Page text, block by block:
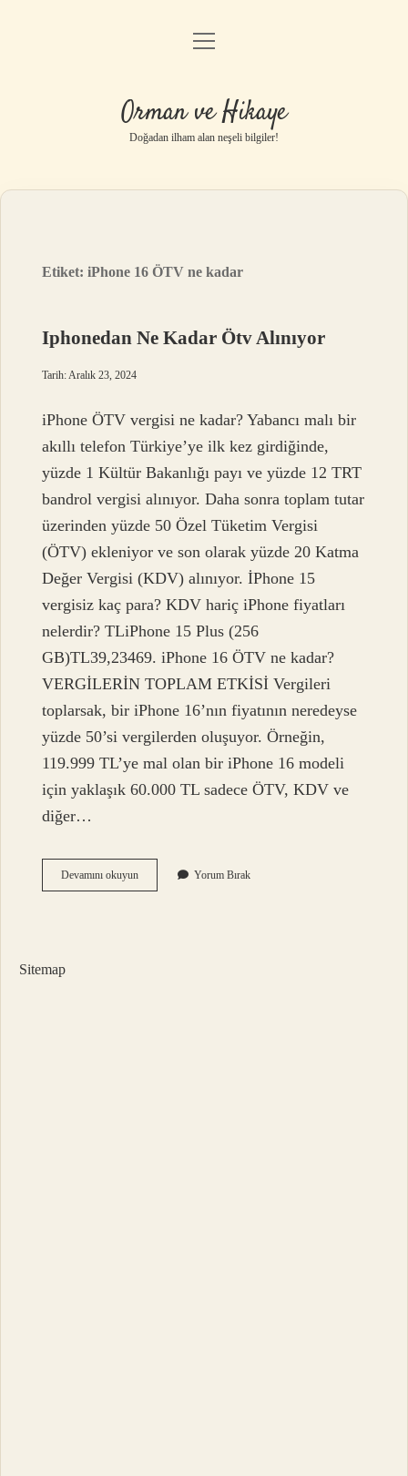
Anasayfa
Yasal Uyarı
menüyü
Orman ve Hikaye
Doğadan ilham alan neşeli bilgiler!
Etiket:iPhone 16 ÖTV ne kadar
Iphonedan Ne Kadar Ötv Alınıyor
Tarih: Aralık 23, 2024
iPhone ÖTV vergisi ne kadar? Yabancı malı bir
akıllı telefon Türkiye’ye ilk kez girdiğinde,
yüzde 1 Kültür Bakanlığı payı ve yüzde 12 TRT
bandrol vergisi alınıyor. Daha sonra toplam tutar
üzerinden yüzde 50 Özel Tüketim Vergisi
(ÖTV) ekleniyor ve son olarak yüzde 20 Katma
Değer Vergisi (KDV) alınıyor. İPhone 15
vergisiz kaç para? KDV hariç iPhone fiyatları
nelerdir? TLiPhone 15 Plus (256
GB)TL39,23469. iPhone 16 ÖTV ne kadar?
VERGİLERİN TOPLAM ETKİSİ Vergileri
toplarsak, bir iPhone 16’nın fiyatının neredeyse
yüzde 50’si vergilerden oluşuyor. Örneğin,
119.999 TL’ye mal olan bir iPhone 16 modeli
için yaklaşık 60.000 TL sadece ÖTV, KDV ve
diğer…
Devamını okuyunIphonedan
Ne
Yorum Bırak
Sitemap